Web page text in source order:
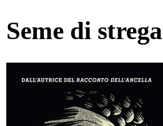
Seme di strega